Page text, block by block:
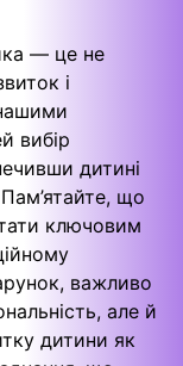
— це не
і
вибір
дитині
що
ключовим
важливо
але й
дитини як